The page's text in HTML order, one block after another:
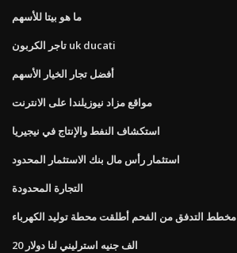
ما هو بيتا للأسهم
تاجر الكربون uk ducati
أفضل تجار الخيار الأسهم
مواقع مزاد نيوزيلندا على الانترنت
استكشاف النفط والإنتاج في نيجيريا
استثمار رأس مال بنك الاستثمار المحدود
التجارة المحدودة
مخطط التدفق من الفحم أطلقت محطة توليد الكهرباء
20 الف جنيه استرليني لنا دولار